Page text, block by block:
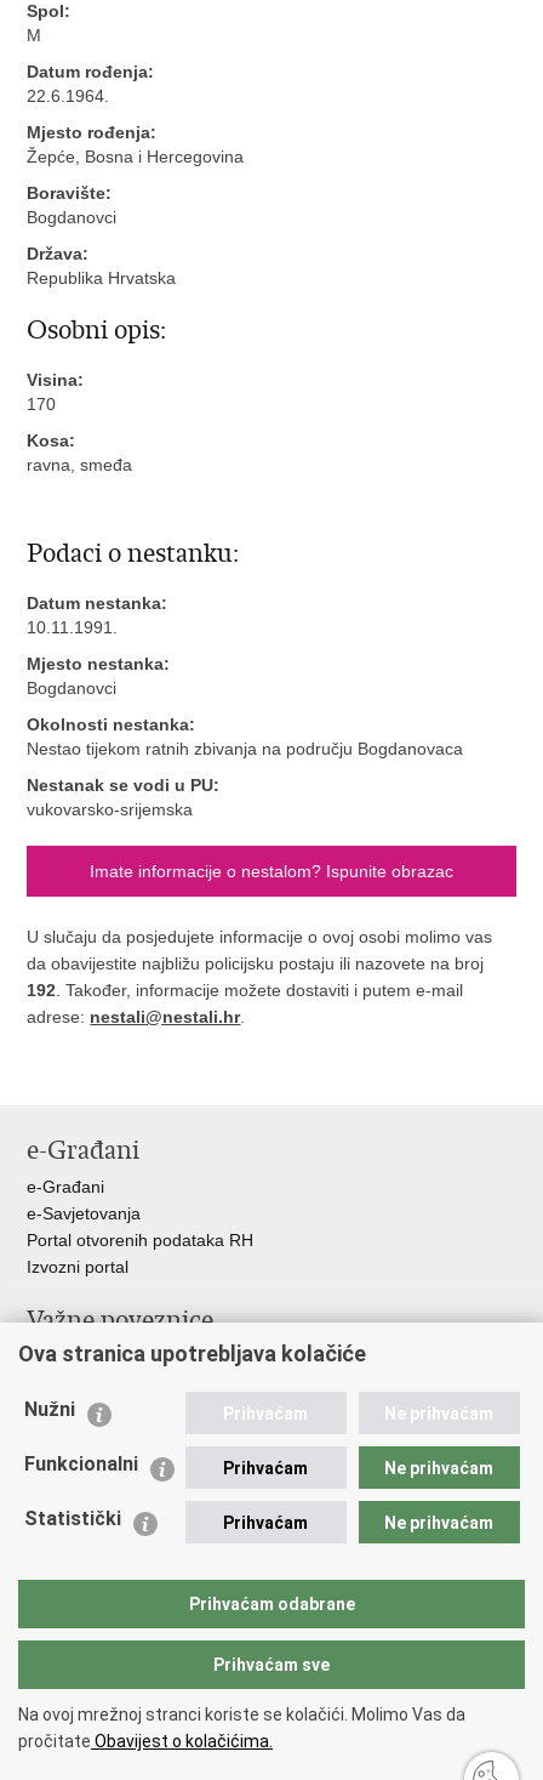
Spol:
M
Datum rođenja:
22.6.1964.
Mjesto rođenja:
Žepće, Bosna i Hercegovina
Boravište:
Bogdanovci
Država:
Republika Hrvatska
Osobni opis:
Visina:
170
Kosa:
ravna, smeđa
Podaci o nestanku:
Datum nestanka:
10.11.1991.
Mjesto nestanka:
Bogdanovci
Okolnosti nestanka:
Nestao tijekom ratnih zbivanja na području Bogdanovaca
Nestanak se vodi u PU:
vukovarsko-srijemska
Imate informacije o nestalom? Ispunite obrazac
U slučaju da posjedujete informacije o ovoj osobi molimo vas
da obavijestite najbližu policijsku postaju ili nazovete na broj
192. Također, informacije možete dostaviti i putem e-mail
adrese: nestali@nestali.hr.
e-Građani
e-Građani
e-Savjetovanja
Portal otvorenih podataka RH
Izvozni portal
Važne poveznice
Ministarstvo unutarnjih poslova RH
Nestale osobe u Domovinskom ratu (Ministarstvo hrvatskih
Ministarstvo znanosti i obrazovanja
Povratak na vrh
Copyright © 2026 Nestali.Uvjeti korištenja
Ova stranica upotrebljava kolačiće
Nužni Prihvaćam Ne prihvaćam
Funkcionalni Prihvaćam Ne prihvaćam
Statistički Prihvaćam Ne prihvaćam
Prihvaćam odabrane
Prihvaćam sve
Na ovoj mrežnoj stranci koriste se kolačići. Molimo Vas da
pročitate Obavijest o kolačićima.